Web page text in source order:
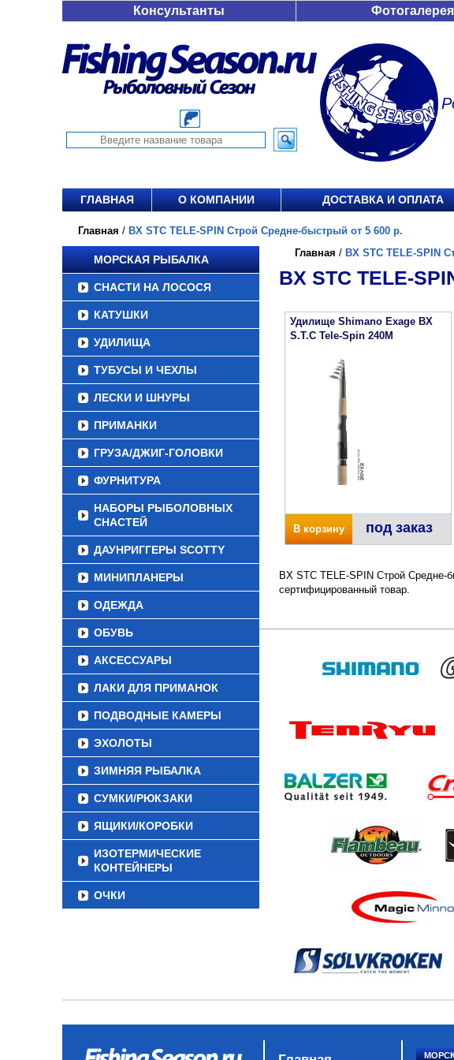
Консультанты Фотогалерея
ГЛАВНАЯ О КОМПАНИИ ДОСТАВКА И ОПЛАТА
Главная / BX STC TELE-SPIN Строй Средне-быстрый от 5 600 р.
МОРСКАЯ РЫБАЛКА
СНАСТИ НА ЛОСОСЯ
КАТУШКИ
УДИЛИЩА
ТУБУСЫ И ЧЕХЛЫ
ЛЕСКИ И ШНУРЫ
ПРИМАНКИ
ГРУЗА/ДЖИГ-ГОЛОВКИ
ФУРНИТУРА
НАБОРЫ РЫБОЛОВНЫХ
СНАСТЕЙ
ДАУНРИГГЕРЫ SCOTTY
МИНИПЛАНЕРЫ
ОДЕЖДА
ОБУВЬ
АКСЕССУАРЫ
ЛАКИ ДЛЯ ПРИМАНОК
ПОДВОДНЫЕ КАМЕРЫ
ЭХОЛОТЫ
ЗИМНЯЯ РЫБАЛКА
СУМКИ/РЮКЗАКИ
ЯЩИКИ/КОРОБКИ
ИЗОТЕРМИЧЕСКИЕ
КОНТЕЙНЕРЫ
ОЧКИ
Главная / BX STC TELE-SPIN
BX STC TELE-
Удилище Shimano Exage BX
S.T.C Tele-Spin 240M
В корзину под заказ
BX STC TELE-SPIN Строй Средне-
сертифицированный товар.